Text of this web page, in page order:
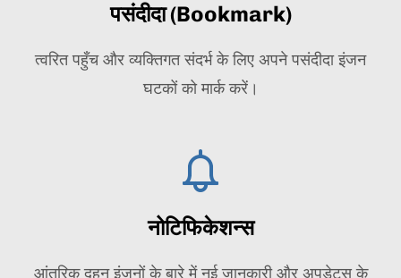
पसंदीदा (Bookmark)
त्वरित पहुँच और व्यक्तिगत संदर्भ के लिए अपने पसंदीदा इंजन
घटकों को मार्क करें।
नोटिफिकेशन्स
आंतरिक दहन इंजनों के बारे में नई जानकारी और अपडेट्स के